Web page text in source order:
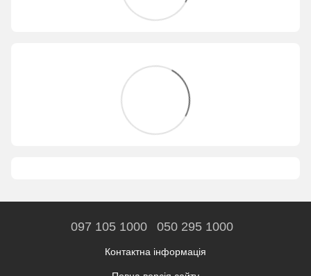
097 105 1000 050 295 1000
Контактна інформація